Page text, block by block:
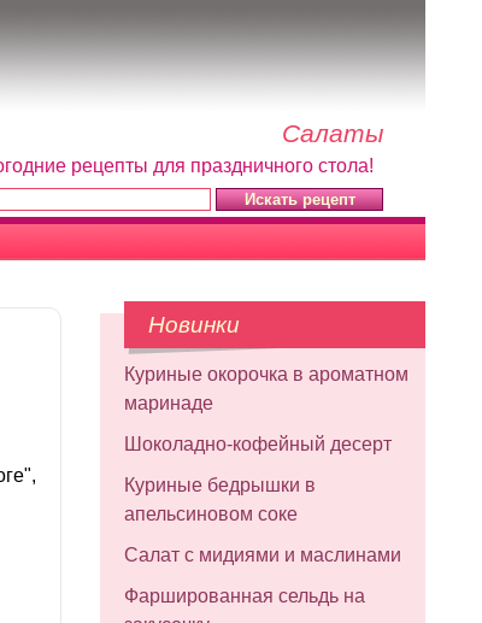
Салаты
рецепты для праздничного стола!
Новинки
Куриные окорочка в ароматном
маринаде
Шоколадно-кофейный десерт
Куриные бедрышки в
апельсиновом соке
Салат с мидиями и маслинами
Фаршированная сельдь на